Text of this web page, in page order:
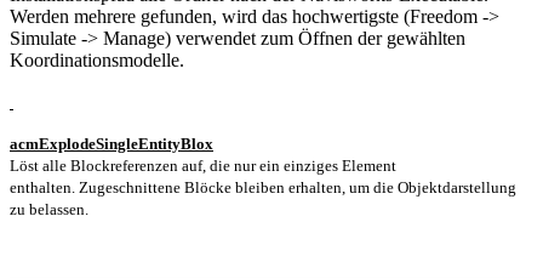
Werden mehrere gefunden, wird das hochwertigste (Freedom ->
Simulate -> Manage) verwendet zum Öffnen der gewählten
Koordinationsmodelle.
acmExplodeSingleEntityBlox
Löst alle Blockreferenzen auf, die nur ein einziges Element
enthalten. Zugeschnittene Blöcke bleiben erhalten, um die Objektdarstellung
zu belassen.